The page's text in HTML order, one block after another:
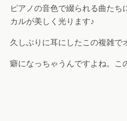
ピアノの音色で綴られる曲たち
カルが美しく光ります♪
久しぶりに耳にしたこの複雑で
癖になっちゃうんですよね。こ